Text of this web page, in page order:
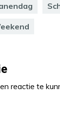
reactie te